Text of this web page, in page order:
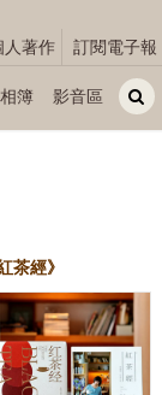
人著作 訂閱電子報
簿 影音區
茶經》